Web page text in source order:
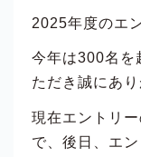
2025年度のエ
今年は300名を
ただき誠にあ
現在エントリ
で、後日、エ